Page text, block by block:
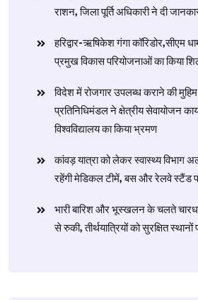
राशन, जिला पूर्ति अधिकारी ने दी
हरिद्वार-ऋषिकेश गंगा कॉरिडोर,सीएम
प्रमुख विकास परियोजनाओं का किया
विदेश में रोजगार उपलब्ध कराने की
प्रतिनिधिमंडल ने क्षेत्रीय सेवायोजन
विश्वविद्यालय का किया भ्रमण
​कांवड़ यात्रा को लेकर स्वास्थ्य विभाग
रहेंगी मेडिकल टीमें, बस और रेलवे स्टैंड
​भारी बारिश और भूस्खलन के चलते
से रुकी, तीर्थयात्रियों को सुरक्षित